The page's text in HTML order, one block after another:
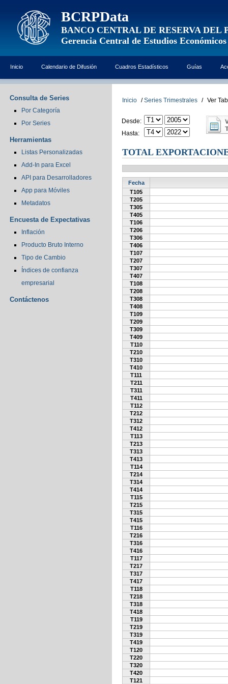
BCRPData
BANCO CENTRAL DE RESERVA DEL
Gerencia Central de Estudios Económicos
Inicio Calendario de Difusión Cuadros Estadísticos Guías
Consulta de Series
Por Categoría
Por Series
Herramientas
Listas Personalizadas
Add-In para Excel
API para Desarrolladores
App para Móviles
Metadatos
Encuesta de Expectativas
Inflación
Producto Bruto Interno
Tipo de Cambio
Índices de confianza
empresarial
Contáctenos
Inicio / Series Trimestrales / Ver
Desde:
Hasta:
TOTAL
Fecha
T105
T205
T305
T405
T106
T206
T306
T406
T107
T207
T307
T407
T108
T208
T308
T408
T109
T209
T309
T409
T110
T210
T310
T410
T111
T211
T311
T411
T112
T212
T312
T412
T113
T213
T313
T413
T114
T214
T314
T414
T115
T215
T315
T415
T116
T216
T316
T416
T117
T217
T317
T417
T118
T218
T318
T418
T119
T219
T319
T419
T120
T220
T320
T420
T121